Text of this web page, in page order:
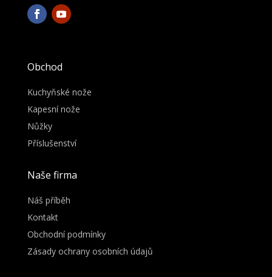
Obchod
Kuchyňské nože
Kapesní nože
Nůžky
Příslušenství
Naše firma
Náš příběh
Kontakt
Obchodní podmínky
Zásady ochrany osobních údajů